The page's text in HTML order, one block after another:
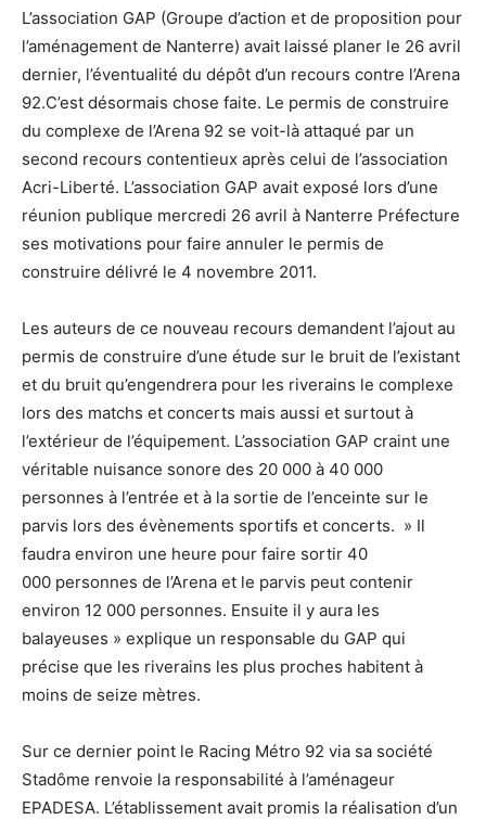
L’association GAP (Groupe d’action et de proposition pour
l’aménagement de Nanterre) avait laissé planer le 26 avril
dernier, l’éventualité du dépôt d’un recours contre l’Arena
92.C’est désormais chose faite. Le permis de construire
du complexe de l’Arena 92 se voit-là attaqué par un
second recours contentieux après celui de l’association
Acri-Liberté. L’association GAP avait exposé lors d’une
réunion publique mercredi 26 avril à Nanterre Préfecture
ses motivations pour faire annuler le permis de
construire délivré le 4 novembre 2011.
Les auteurs de ce nouveau recours demandent l’ajout au
permis de construire d’une étude sur le bruit de l’existant
et du bruit qu’engendrera pour les riverains le complexe
lors des matchs et concerts mais aussi et surtout à
l’extérieur de l’équipement. L’association GAP craint une
véritable nuisance sonore des 20 000 à 40 000
personnes à l’entrée et à la sortie de l’enceinte sur le
parvis lors des évènements sportifs et concerts. » Il
faudra environ une heure pour faire sortir 40
000 personnes de l’Arena et le parvis peut contenir
environ 12 000 personnes. Ensuite il y aura les
balayeuses » explique un responsable du GAP qui
précise que les riverains les plus proches habitent à
moins de seize mètres.
Sur ce dernier point le Racing Métro 92 via sa société
Stadôme renvoie la responsabilité à l’aménageur
EPADESA. L’établissement avait promis la réalisation d’un